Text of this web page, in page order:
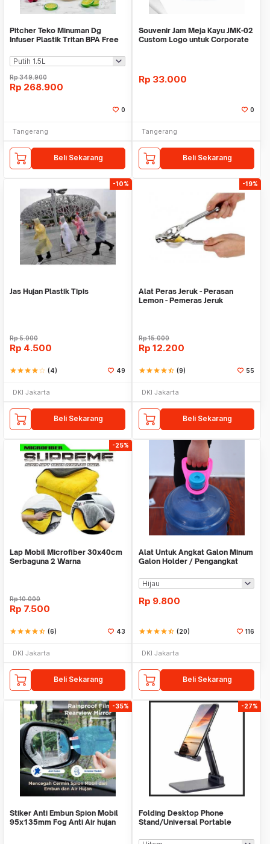
Pitcher Teko Minuman Dg
Infuser Plastik Tritan BPA Free
Rp349.900
Rp 268.900
0
Tangerang
Beli Sekarang
Souvenir Jam Meja Kayu JMK-02
Custom Logo untuk Corporate
Rp 33.000
0
Tangerang
Beli Sekarang
-10%
Jas Hujan Plastik Tipis
Rp5.000
Rp 4.500
starstarstarstarstar_border (4) 49
DKI Jakarta
Beli Sekarang
-19%
Alat Peras Jeruk - Perasan
Lemon - Pemeras Jeruk
Rp15.000
Rp 12.200
starstarstarstarstar_half (9) 55
DKI Jakarta
Beli Sekarang
-25%
Lap Mobil Microfiber 30x40cm
Serbaguna 2 Warna
Rp10.000
Rp 7.500
starstarstarstarstar_half (6) 43
DKI Jakarta
Beli Sekarang
Alat Untuk Angkat Galon Minum
Galon Holder / Pengangkat
Rp 9.800
starstarstarstarstar_half (20) 116
DKI Jakarta
Beli Sekarang
-35%
Stiker Anti Embun Spion Mobil
95x135mm Fog Anti Air hujan
-27%
Folding Desktop Phone
Stand/Universal Portable